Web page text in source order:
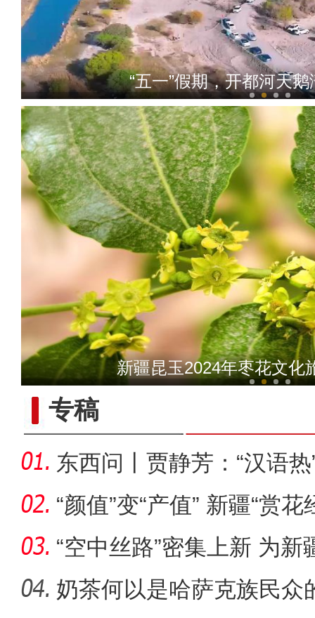
“五一”假期，开都河天
“阿克苏是个好地方·四季
新疆昆玉2024年枣花文化
专稿
东西问丨贾静芳：“汉语
升温
“颜值”变“产值” 新疆“赏
“空中丝路”密集上新 为
展注
奶茶何以是哈萨克族民众